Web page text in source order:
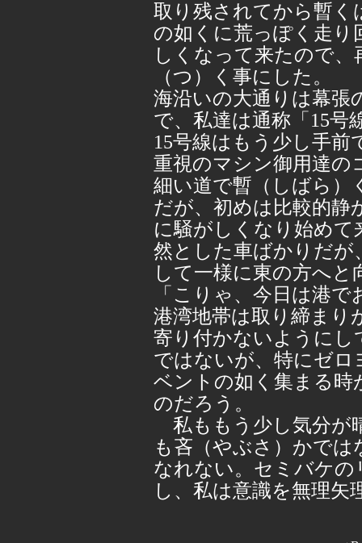
取り残されてから暫く
の如くに荒っぽく走
しくなって来たので
（つ）く事にした。
海沿いの大通りは幕張
で、私達は通称「15号
15号線はもう少し手前
重視のマシン御用達の
細い道で暫（しばら）
だが、初めは比較的静
に騒がしくなり始めて
然とした車ばかりだが
して一様に東の方へと
「こりゃ、今日は港
港湾地帯は取り締まり
寄り付かないようにし
ではないが、特にゼロ
ベントの如く集まる時
のだろう。
私ももう少し気分が
も吝（やぶさ）かで
なれない。セミバケ
し、私は意識を無理矢